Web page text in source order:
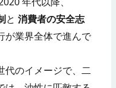
と消費者の安全志
が業界全体で進んで
代のイメージで、二